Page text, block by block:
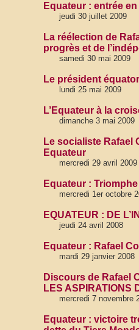
Equateur : entrée
jeudi 30 juillet 2009
La réélection de
progrès et de
samedi 30 mai 2009
Le président
lundi 25 mai 2009
L’Equateur à la
dimanche 3 mai 2009
Le socialiste Rafael
Equateur
mercredi 29 avril 2009
Equateur :
mercredi 1er octobre
EQUATEUR : DE
jeudi 24 avril 2008
Equateur : Rafael
mardi 29 janvier 2008
Discours de Rafael
LES ASPIRATIONS
mercredi 7 novembre
Equateur : victoire